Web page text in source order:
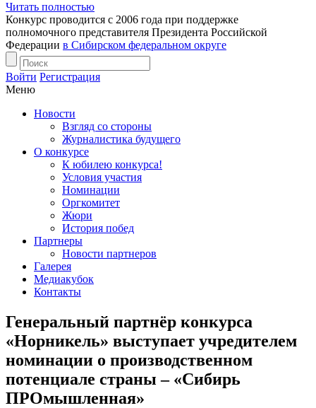
Читать полностью
Конкурс проводится с 2006 года при поддержке
полномочного представителя Президента Российской
Федерации в Сибирском федеральном округе
Войти Регистрация
Меню
Новости
Взгляд со стороны
Журналистика будущего
О конкурсе
К юбилею конкурса!
Условия участия
Номинации
Оргкомитет
Жюри
История побед
Партнеры
Новости партнеров
Галерея
Медиакубок
Контакты
Генеральный партнёр конкурса
«Норникель» выступает учредителем
номинации о производственном
потенциале страны – «Сибирь
ПРОмышленная»